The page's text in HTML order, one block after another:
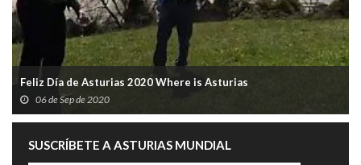
Feliz Día de Asturias 2020 Where is Asturias
06 de Sep de 2020
SUSCRÍBETE A ASTURIAS MUNDIAL